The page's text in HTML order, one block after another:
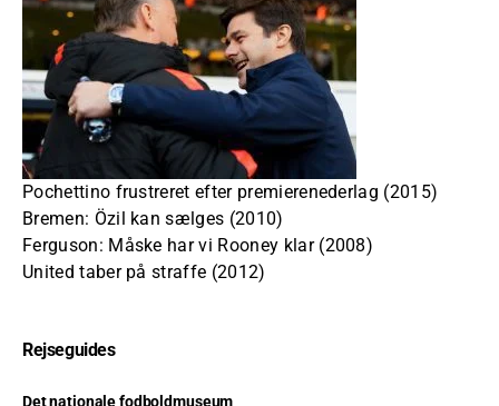
Pochettino frustreret efter premierenederlag (2015)
Bremen: Özil kan sælges (2010)
Ferguson: Måske har vi Rooney klar (2008)
United taber på straffe (2012)
Rejseguides
Det nationale fodboldmuseum